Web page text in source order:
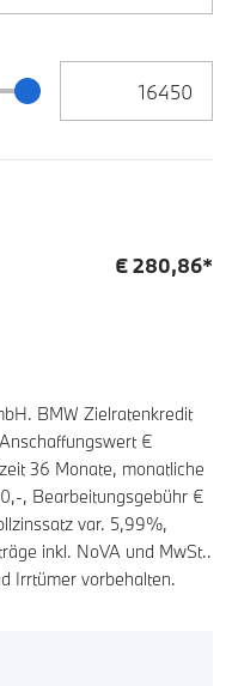
€280,86*
BMW Zielratenkredit
€
36 Monate, monatliche
,-, Bearbeitungsgebühr €
var. 5,99%,
inkl. NoVA und MwSt..
Irrtümer vorbehalten.